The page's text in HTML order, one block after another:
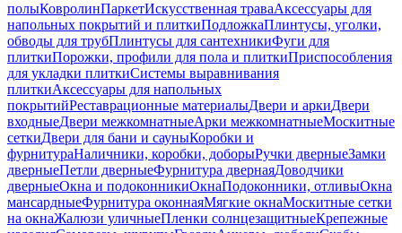
полыКовролинПаркетИскусственная траваАксессуары для
напольных покрытий и плиткиПодложкаПлинтусы, уголки,
обводы для трубПлинтусы для сантехникиФуги для
плиткиПорожки, профили для пола и плиткиПриспособления
для укладки плиткиСистемы выравнивания
плиткиАксессуары для напольных
покрытийРеставрационные материалыДвери и аркиДвери
входныеДвери межкомнатныеАрки межкомнатныеМоскитные
сеткиДвери для бани и сауныКоробки и
фурнитураНаличники, коробки, доборыРучки дверныеЗамки
дверныеПетли дверныеФурнитура двернаяДоводчики
дверныеОкна и подоконникиОкнаПодоконники, отливыОкна
мансардныеФурнитура оконнаяМягкие окнаМоскитные сетки
на окнаЖалюзи уличныеПленки солнцезащитныеКрепежные